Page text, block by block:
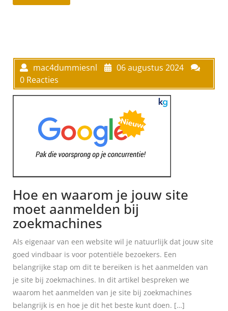
mac4dummiesnl
06 augustus 2024
0 Reacties
Hoe en waarom je jouw site
moet aanmelden bij
zoekmachines
Als eigenaar van een website wil je natuurlijk dat jouw site
goed vindbaar is voor potentiële bezoekers. Een
belangrijke stap om dit te bereiken is het aanmelden van
je site bij zoekmachines. In dit artikel bespreken we
waarom het aanmelden van je site bij zoekmachines
belangrijk is en hoe je dit het beste kunt doen. […]